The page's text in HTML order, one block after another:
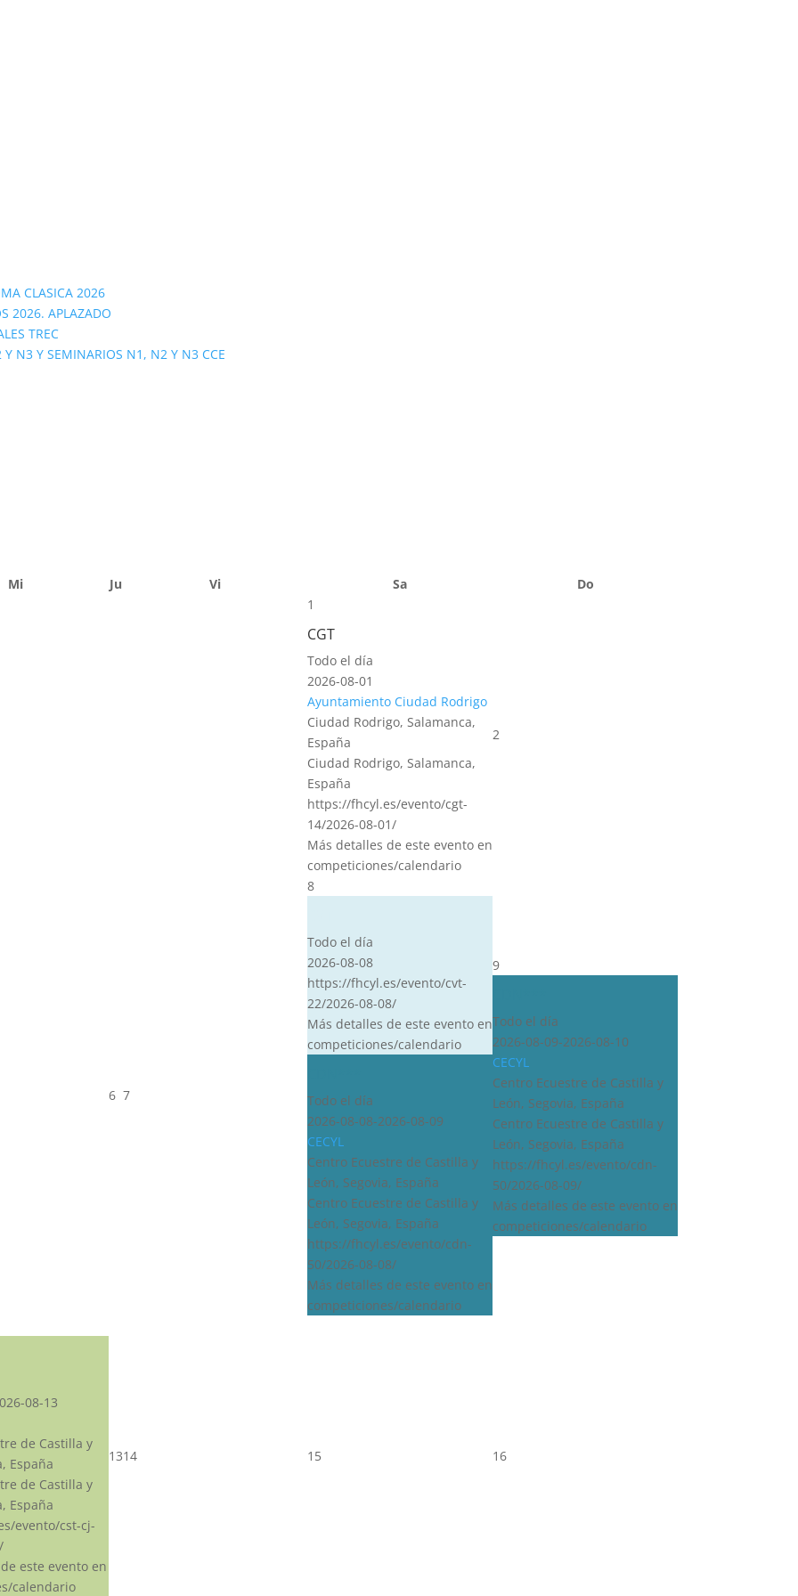
CLASICA 2026
2026. APLAZADO
TREC
N3 Y SEMINARIOS N1, N2 Y N3 CCE
Mi Ju Vi Sa
Do
1
CGT
Todo el día
2026-08-01
Ayuntamiento Ciudad Rodrigo
Ciudad Rodrigo, Salamanca,
España
Ciudad Rodrigo, Salamanca,
España
https://fhcyl.es/evento/cgt-
14/2026-08-01/
Más detalles de este evento en
competiciones/calendario
2
6 7
8
Todo el día
2026-08-08
https://fhcyl.es/evento/cvt-
22/2026-08-08/
Más detalles de este evento en
competiciones/calendario
Todo el día
2026-08-08-2026-08-09
CECYL
Centro Ecuestre de Castilla y
León, Segovia, España
Centro Ecuestre de Castilla y
León, Segovia, España
https://fhcyl.es/evento/cdn-
50/2026-08-08/
Más detalles de este evento en
competiciones/calendario
9
Todo el día
2026-08-09-2026-08-10
CECYL
Centro Ecuestre de Castilla y
León, Segovia, España
Centro Ecuestre de Castilla y
León, Segovia, España
https://fhcyl.es/evento/cdn-
50/2026-08-09/
Más detalles de este evento en
competiciones/calendario
08-13
de Castilla y
España
de Castilla y
España
evento/cst-cj-
este evento en
calendario
1314 15 16